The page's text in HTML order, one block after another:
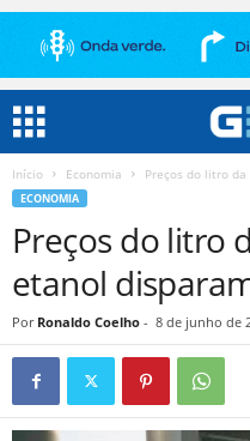
Início Economia Preços do litro
ECONOMIA
Preços do litro
etanol
Por Ronaldo Coelho - 8 de junho de